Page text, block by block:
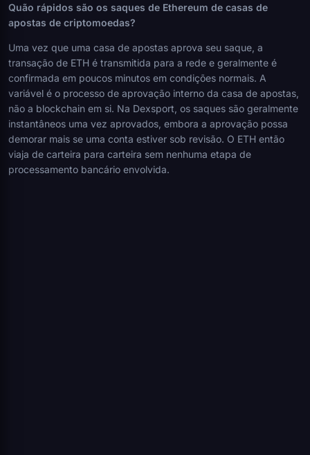
Quão rápidos são os saques de Ethereum de casas de
apostas de criptomoedas?
Uma vez que uma casa de apostas aprova seu saque, a
transação de ETH é transmitida para a rede e geralmente é
confirmada em poucos minutos em condições normais. A
variável é o processo de aprovação interno da casa de apostas,
não a blockchain em si. Na Dexsport, os saques são geralmente
instantâneos uma vez aprovados, embora a aprovação possa
demorar mais se uma conta estiver sob revisão. O ETH então
viaja de carteira para carteira sem nenhuma etapa de
processamento bancário envolvida.